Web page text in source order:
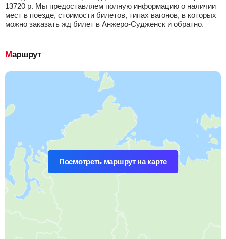
13720 р. Мы предоставляем полную информацию о наличии
мест в поезде, стоимости билетов, типах вагонов, в которых
можно заказать жд билет в Анжеро-Судженск и обратно.
Маршрут
Посмотреть маршрут на карте